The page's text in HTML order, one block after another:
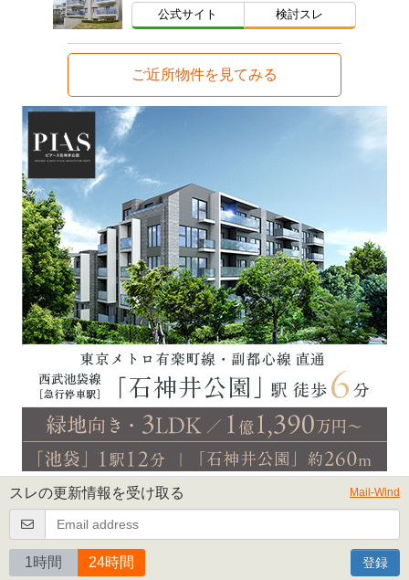
公式サイト 検討スレ
ご近所物件を見てみる
スレの更新情報を受け取る Mail-Wind
1時間 24時間 登録